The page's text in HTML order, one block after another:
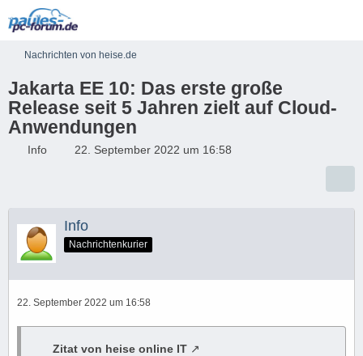
Nachrichten von heise.de
Jakarta EE 10: Das erste große
Release seit 5 Jahren zielt auf Cloud-
Anwendungen
Info 22. September 2022 um 16:58
Info
Nachrichtenkurier
22. September 2022 um 16:58
Zitat von heise online IT